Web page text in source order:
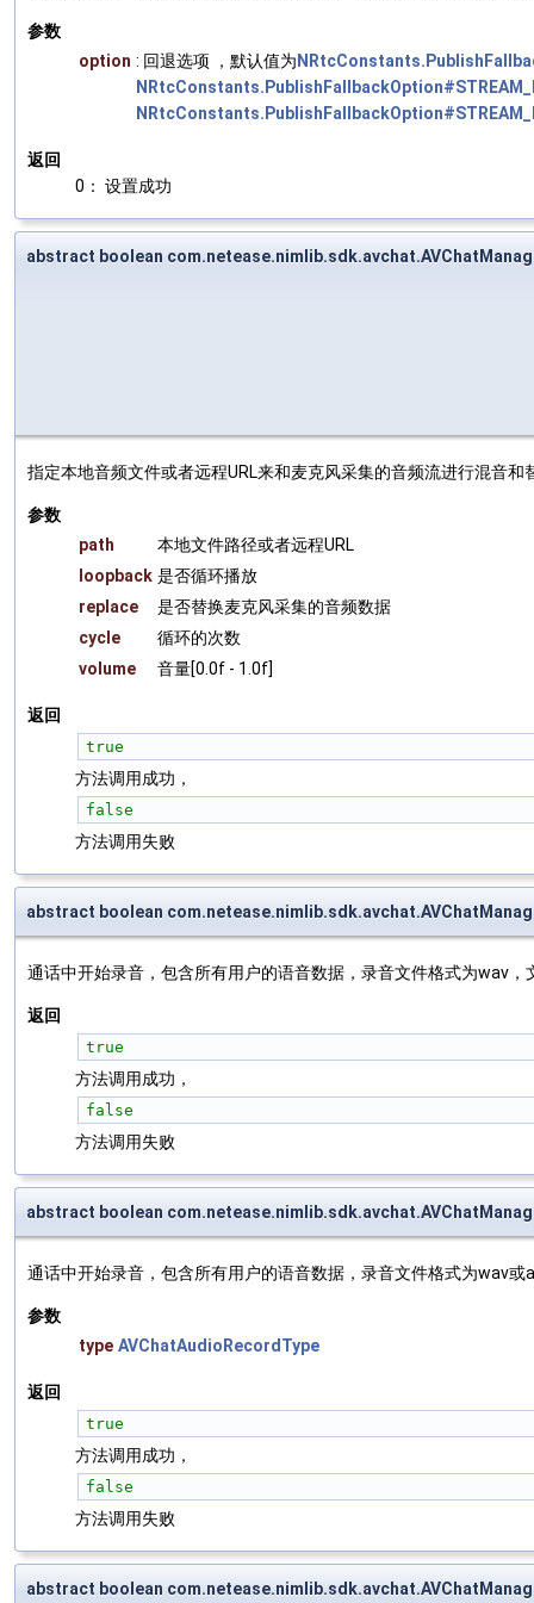
参数
option : 回退选项 ，默认值为
返回
0： 设置成功
abstract boolean
指定本地音频文件或者远程URL来和麦克风采集的音频流进行混音和
参数
path
本地文件路径或者远程URL
loopback 是否循环播放
replace
是否替换麦克风采集的音频数据
cycle
循环的次数
volume
音量[0.0f - 1.0f]
返回
true
方法调用成功，
false
方法调用失败
abstract boolean
通话中开始录音，包含所有用户的语音数据，录音文件格式为wav，
返回
true
方法调用成功，
false
方法调用失败
abstract boolean
通话中开始录音，包含所有用户的语音数据，录音文件格式为wav
参数
type AVChatAudioRecordType
返回
true
方法调用成功，
false
方法调用失败
abstract boolean